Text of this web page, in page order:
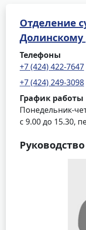
Отделение
Долинскому
Телефоны
+7 (424) 422-7647
+7 (424) 249-3098
График работы
Понедельник-
с 9.00 до 15.30,